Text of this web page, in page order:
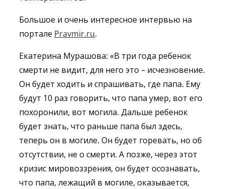
Большое и очень интересное интервью на
портале Pravmir.ru.
Екатерина Мурашова: «В три года ребенок
смерти не видит, для него это – исчезновение.
Он будет ходить и спрашивать, где папа. Ему
будут 10 раз говорить, что папа умер, вот его
похоронили, вот могила. Дальше ребенок
будет знать, что раньше папа был здесь,
теперь он в могиле. Он будет горевать, но об
отсутствии, не о смерти. А позже, через этот
кризис мировоззрения, он будет осознавать,
что папа, лежащий в могиле, оказывается,